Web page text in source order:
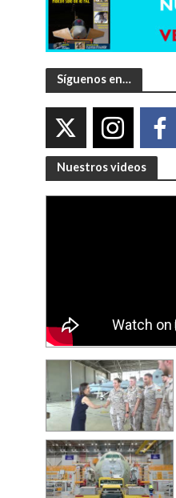
Síguenos en…
Nuestros videos